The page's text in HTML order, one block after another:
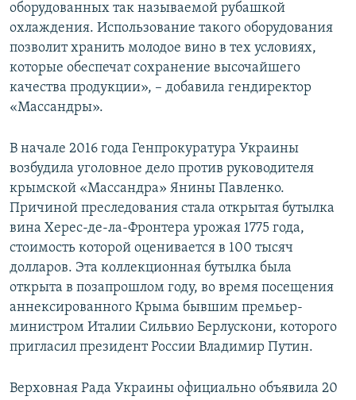
оборудованных так называемой рубашкой
охлаждения. Использование такого оборудования
позволит хранить молодое вино в тех условиях,
которые обеспечат сохранение высочайшего
качества продукции», – добавила гендиректор
«Массандры».
В начале 2016 года Генпрокуратура Украины
возбудила уголовное дело против руководителя
крымской «Массандра» Янины Павленко.
Причиной преследования стала открытая бутылка
вина Херес-де-ла-Фронтера урожая 1775 года,
стоимость которой оценивается в 100 тысяч
долларов. Эта коллекционная бутылка была
открыта в позапрошлом году, во время посещения
аннексированного Крыма бывшим премьер-
министром Италии Сильвио Берлускони, которого
пригласил президент России Владимир Путин.
Верховная Рада Украины официально объявила 20